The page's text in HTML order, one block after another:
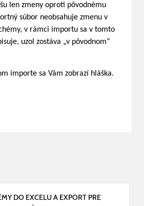
len zmeny oproti pôvodnému
súbor neobsahuje zmenu v
v rámci importu sa v tomto
uzol zostáva „v pôvodnom“
importe sa Vám zobrazí hláška.
DO EXCELU A EXPORT PRE